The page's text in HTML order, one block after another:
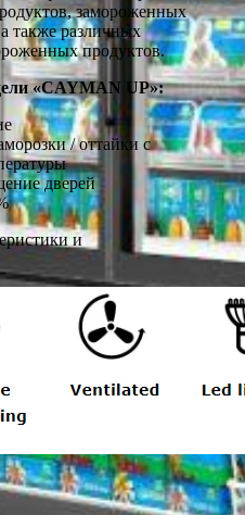
замороженных
также различных
продуктов.
«CAYMAN UP»:
/ оттайки с
дверей
и